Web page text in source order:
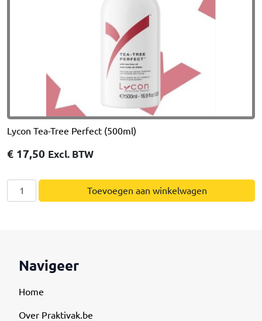
Lycon Tea-Tree Perfect (500ml)
€ 17,50 Excl. BTW
Lycon
Tea-
Toevoegen aan winkelwagen
Navigeer
Home
Over Praktivak.be